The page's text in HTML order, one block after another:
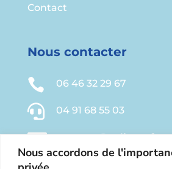
Nous accordons de
Contact
Nous contacter
 06 46 32 29 67
 04 91 68 55 03
 contact@relieve-
Chemin des Pasquiers